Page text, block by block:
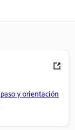
y orientación